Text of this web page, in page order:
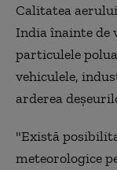
Calitatea
India înainte de
particulele
vehiculele,
arderea
"Există
meteorologice